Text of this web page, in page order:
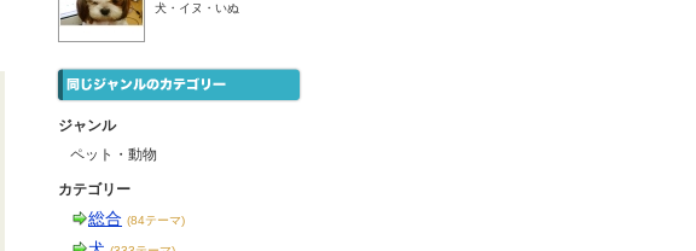
犬・イヌ・いぬ
ジャンル
ペット・動物
カテゴリー
総合 (84テーマ)